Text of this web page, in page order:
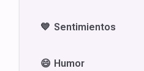
💙 Sentimientos
😄 Humor